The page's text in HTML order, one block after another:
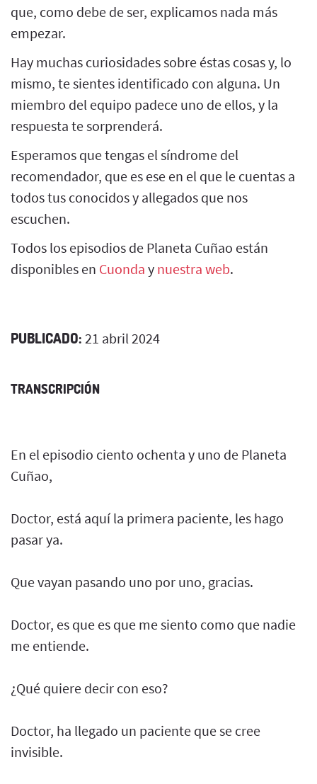
que, como debe de ser, explicamos nada más
empezar.
Hay muchas curiosidades sobre éstas cosas y, lo
mismo, te sientes identificado con alguna. Un
miembro del equipo padece uno de ellos, y la
respuesta te sorprenderá.
Esperamos que tengas el síndrome del
recomendador, que es ese en el que le cuentas a
todos tus conocidos y allegados que nos
escuchen.
Todos los episodios de Planeta Cuñao están
disponibles en Cuonda y nuestra web.
PUBLICADO: 21 abril 2024
TRANSCRIPCIÓN
En el episodio ciento ochenta y uno de Planeta
Cuñao,
Doctor, está aquí la primera paciente, les hago
pasar ya.
Que vayan pasando uno por uno, gracias.
Doctor, es que es que me siento como que nadie
me entiende.
¿Qué quiere decir con eso?
Doctor, ha llegado un paciente que se cree
invisible.